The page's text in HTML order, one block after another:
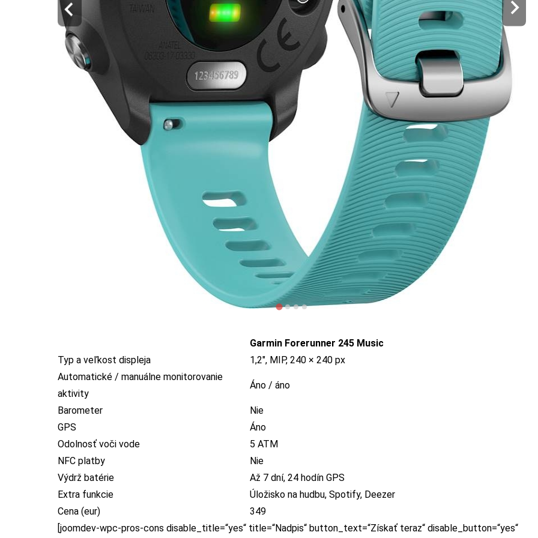
Garmin Forerunner 245 Music
Typ a veľkost displeja
1,2″, MIP, 240 × 240 px
Automatické / manuálne monitorovanie
aktivity
Áno / áno
Barometer
Nie
GPS
Áno
Odolnosť voči vode
5 ATM
NFC platby
Nie
Výdrž batérie
Až 7 dní, 24 hodín GPS
Extra funkcie
Úložisko na hudbu, Spotify, Deezer
Cena (eur)
349
[joomdev-wpc-pros-cons disable_title=“yes“ title=“Nadpis“ button_text=“Získať teraz“ disable_button=“yes“